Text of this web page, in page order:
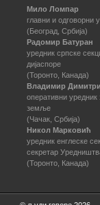
Мило Ломпар
главни и одговорни
(Београд, Србија)
Радомир Батуран
уредник српске
дијаспоре
(Торонто, Канада)
Владимир
оперативни уредник
земље
(Чачак, Србија)
Никол Марковић
уредник енглеске
секретар
(Торонто, Канада)